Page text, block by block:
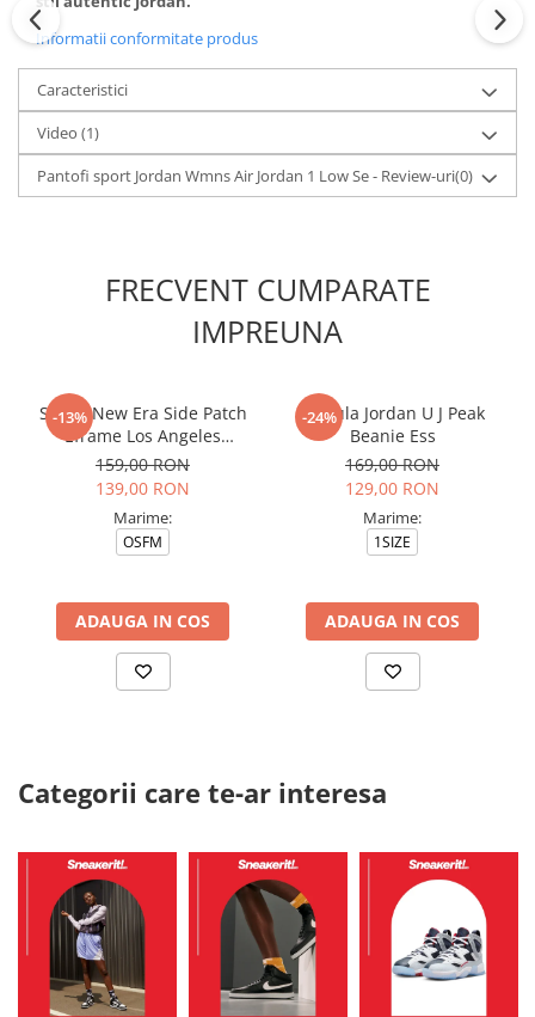
Informatii conformitate produs
Caracteristici
Video (1)
Pantofi sport Jordan Wmns Air Jordan 1 Low Se - Review-uri(0)
FRECVENT CUMPARATE
IMPREUNA
-13%
Sapca New Era Side Patch
Eframe Los Angeles
Dodgers Brs
159,00 RON
139,00 RON
Marime:
OSFM
ADAUGA IN COS
-24%
Caciula Jordan U J Peak
Beanie Ess
169,00 RON
129,00 RON
Marime:
1SIZE
ADAUGA IN COS
Categorii care te-ar interesa